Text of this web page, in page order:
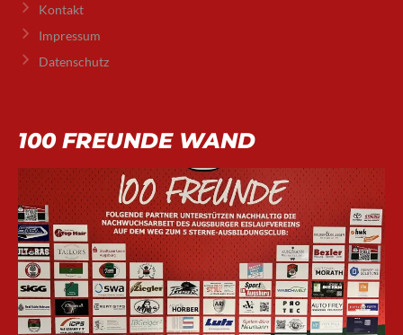
Kontakt
Impressum
Datenschutz
100 FREUNDE WAND